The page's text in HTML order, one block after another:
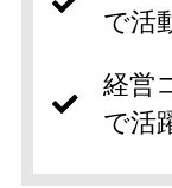
で活
経営
で活